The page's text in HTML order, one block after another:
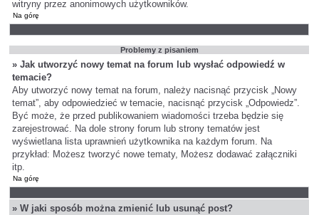
witryny przez anonimowych użytkowników.
Na górę
Problemy z pisaniem
» Jak utworzyć nowy temat na forum lub wysłać odpowiedź w
temacie?
Aby utworzyć nowy temat na forum, należy nacisnąć przycisk „Nowy
temat”, aby odpowiedzieć w temacie, nacisnąć przycisk „Odpowiedz”.
Być może, że przed publikowaniem wiadomości trzeba będzie się
zarejestrować. Na dole strony forum lub strony tematów jest
wyświetlana lista uprawnień użytkownika na każdym forum. Na
przykład: Możesz tworzyć nowe tematy, Możesz dodawać załączniki
itp.
Na górę
» W jaki sposób można zmienić lub usunąć post?